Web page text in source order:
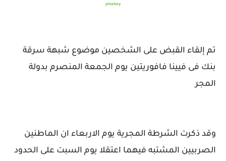
pixabay
تم إلقاء القبض على الشخصين موضوع شبهة سرقة
بنك فى فيينا فافوريتين يوم الجمعة المنصرم بدولة
المجر
وقد ذكرت الشرطة المجرية يوم الاربعاء ان الماطنين
الصربيين المشتبه فيهما اعتقلا يوم السبت على الحدود